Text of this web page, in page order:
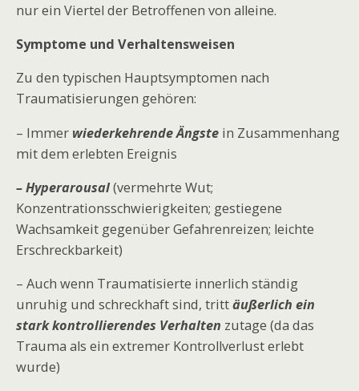
nur ein Viertel der Betroffenen von alleine.
Symptome und Verhaltensweisen
Zu den typischen Hauptsymptomen nach
Traumatisierungen gehören:
– Immer wiederkehrende Ängste in Zusammenhang
mit dem erlebten Ereignis
– Hyperarousal(vermehrte Wut;
Konzentrationsschwierigkeiten; gestiegene
Wachsamkeit gegenüber Gefahrenreizen; leichte
Erschreckbarkeit)
– Auch wenn Traumatisierte innerlich ständig
unruhig und schreckhaft sind, trittäußerlich ein
stark kontrollierendes Verhalten zutage (da das
Trauma als ein extremer Kontrollverlust erlebt
wurde)